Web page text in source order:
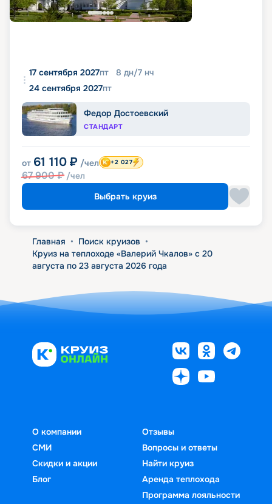
17 сентября 2027пт 8 дн/7 нч
24 сентября 2027пт
Федор Достоевский
СТАНДАРТ
от 61 110 ₽ /чел
67 900₽ /чел
+2 027
Выбрать круиз
Главная • Поиск круизов •
Круиз на теплоходе «Валерий Чкалов» с 20
августа по 23 августа 2026 года
О компании
СМИ
Скидки и акции
Блог
Отзывы
Вопросы и ответы
Найти круиз
Аренда теплохода
Программа лояльности